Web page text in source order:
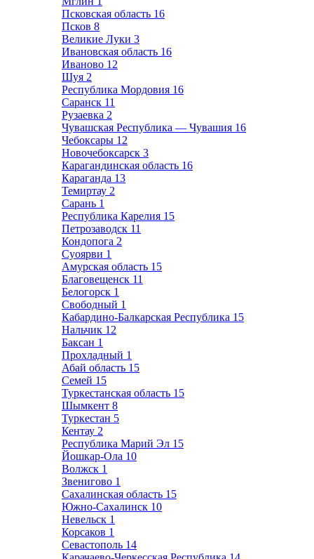
Псковская область 16
Псков 8
Великие Луки 3
Ивановская область 16
Иваново 12
Шуя 2
Республика Мордовия 16
Саранск 11
Рузаевка 2
Чувашская Республика — Чувашия 16
Чебоксары 12
Новочебоксарск 3
Карагандинская область 16
Караганда 13
Темиртау 2
Сарань 1
Республика Карелия 15
Петрозаводск 11
Кондопога 2
Суоярви 1
Амурская область 15
Благовещенск 11
Белогорск 1
Свободный 1
Кабардино-Балкарская Республика 15
Нальчик 12
Баксан 1
Прохладный 1
Абай область 15
Семей 15
Туркестанская область 15
Шымкент 8
Туркестан 5
Кентау 2
Республика Марий Эл 15
Йошкар-Ола 10
Волжск 1
Звенигово 1
Сахалинская область 15
Южно-Сахалинск 10
Невельск 1
Корсаков 1
Севастополь 14